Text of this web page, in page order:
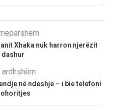
Xhaka nuk harron njerëzit
dashur
në ndeshje – i bie telefoni